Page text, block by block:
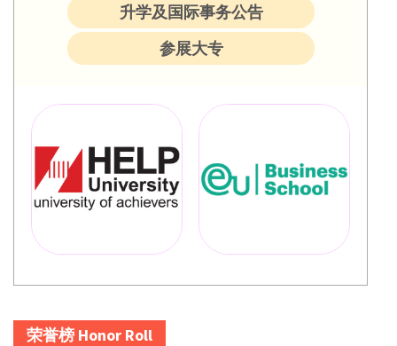
升学及国际事务公告
参展大专
荣誉榜 Honor Roll